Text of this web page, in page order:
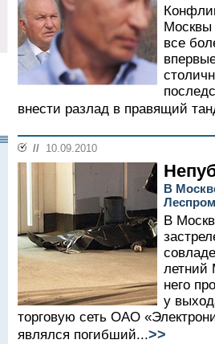
Москвы
все
внести разлад в правящий
// 10.09.2010
В
В
летний
него
у
торговую сеть ОАО
являлся погибший...>>